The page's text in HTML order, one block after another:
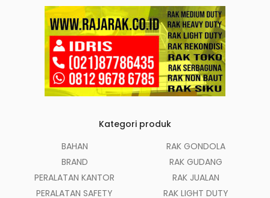
Kategori produk
BAHAN
BRAND
PERALATAN KANTOR
PERALATAN SAFETY
RAK GONDOLA
RAK GUDANG
RAK JUALAN
RAK LIGHT DUTY